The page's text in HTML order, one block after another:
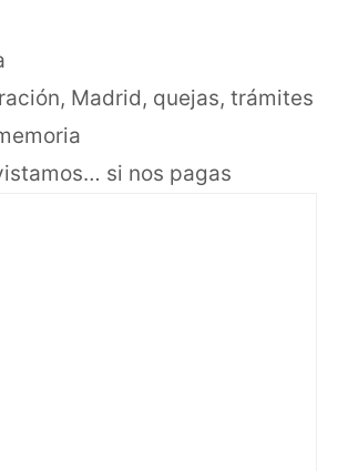
, Madrid, quejas,trámites
si nos pagas